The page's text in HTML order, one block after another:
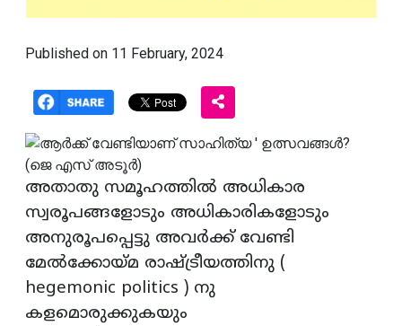
Published on 11 February, 2024
അതാതു സമൂഹത്തിൽ അധികാര
സ്വരൂപങ്ങളോടും അധികാരികളോടും
അനുരൂപപ്പെട്ടു അവർക്ക് വേണ്ടി
മേൽക്കോയ്‌മ രാഷ്ട്രീയത്തിനു (
hegemonic politics ) നു
കളമൊരുക്കുകയും